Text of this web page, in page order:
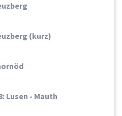
(kurz)
Lusen - Mauth